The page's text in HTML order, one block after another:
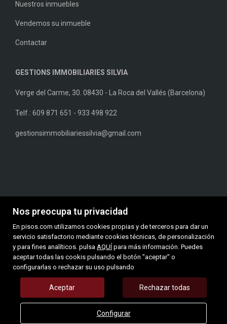
Nos preocupa tu privacidad
En pisos.com utilizamos cookies propias y de terceros para dar un
servicio satisfactorio mediante cookies técnicas, de personalización
y para fines analíticos. pulsa AQUÍ para más información. Puedes
aceptar todas las cookis pulsando el botón "aceptar" o
configurarlas o rechazar su uso pulsando
Aceptar Rechazar todas
Configurar
Nuestros inmuebles
Vendemos su inmueble
Contactar
GESTIONS IMMOBILIARIES SILVIA
Verge del Carme, 30. 08430 - La Roca del Vallés (Barcelona)
Telf.: 609 871 651 - 933 498 922
gestionsimmobiliariessilvia@gmail.com
Mapa Web
Aviso legal
Favoritos
Inmuebles destacados
Noticias
Política de cookies